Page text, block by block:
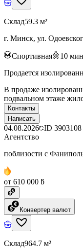
Склад59.3 м²
г. Минск, ул.
Спортивная 10
Продается
В продаже
подвальном этаже
Контакты
Написать
04.08.2026 ID 3903108
Агентство
поблизости с
от 610 000 ƃ
Конвертер валют
Склад964.7 м²